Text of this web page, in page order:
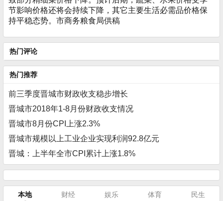
节影响价格还将会持续下降，其它主要生活必需品价格保
持平稳态势。市商务粮食局供稿
热门评论
热门推荐
前三季度晋城市财政收支稳步增长
晋城市2018年1-8月份财政收支情况
晋城市8月份CPI上涨2.3%
晋城市规模以上工业企业实现利润92.8亿元
晋城：上半年全市CPI累计上涨1.8%
本地 财经 娱乐 体育 民生